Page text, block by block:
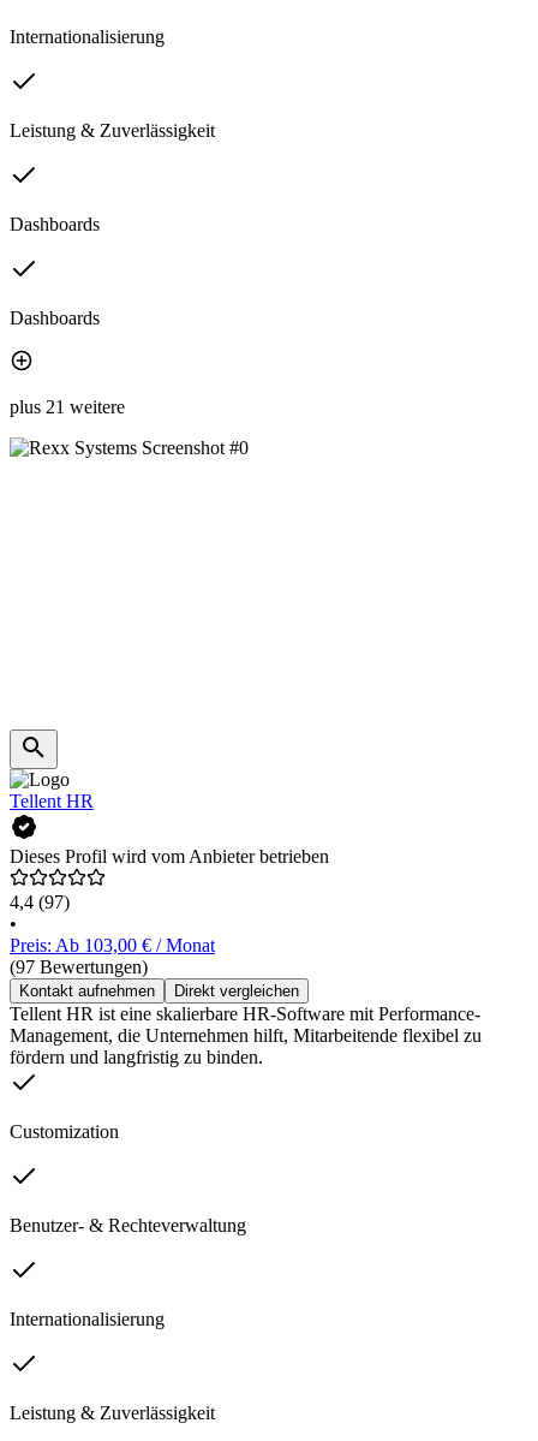
Internationalisierung
Leistung & Zuverlässigkeit
Dashboards
Dashboards
plus 21 weitere
Tellent HR
Dieses Profil wird vom Anbieter betrieben
4,4 (97)
•
Preis: Ab 103,00 € / Monat
(97 Bewertungen)
Kontakt aufnehmen Direkt vergleichen
Tellent HR ist eine skalierbare HR-Software mit Performance-
Management, die Unternehmen hilft, Mitarbeitende flexibel zu
fördern und langfristig zu binden.
Customization
Benutzer- & Rechteverwaltung
Internationalisierung
Leistung & Zuverlässigkeit